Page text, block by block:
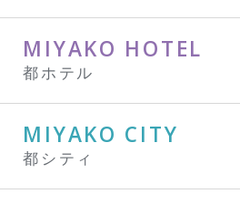
MIYAKO HOTEL
都ホテル
MIYAKO CITY
都シティ